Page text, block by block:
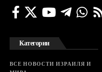
Категории
ВСЕ НОВОСТИ ИЗРАИЛЯ И